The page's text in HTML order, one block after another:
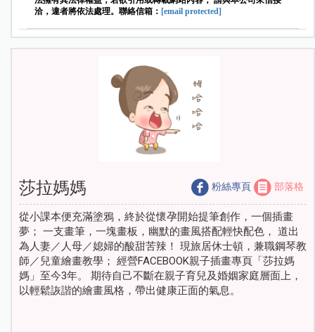
洽，違者將依法處理。聯絡信箱： [email protected]
莎拉媽媽 粉絲專頁 部落格
從小課本便充滿塗鴉，終於從懷孕開始提筆創作，一個插畫
夢； 一支畫筆，一塊畫板，幽默的畫風搭配輕快配色， 道出
為人妻／人母／媳婦的酸甜苦辣！ 現旅居休士頓，兼職鋼琴教
師／兒童繪畫教學； 經營FACEBOOK親子插畫專頁「莎拉媽
媽」至今3年。 期待自己不斷在親子育兒及婚姻家庭層面上，
以輕鬆詼諧的繪畫風格，帶出健康正面的氣息。